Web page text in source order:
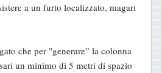
a un furto localizzato, magari
che per "generare” la colonna
un minimo di 5 metri di spazio